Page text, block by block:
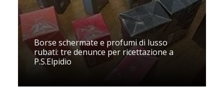
Borse schermate e profumi di lusso
rubati: tre denunce per ricettazione a
P.S.Elpidio